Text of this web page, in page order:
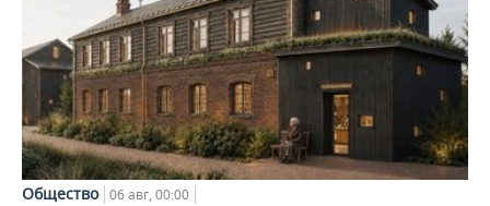
Общество 06 авг, 00:00